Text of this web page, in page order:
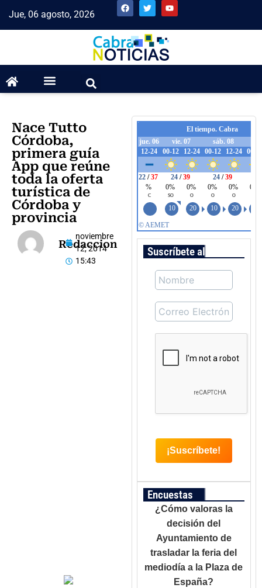
Jue, 06 agosto, 2026
Nace Tutto
Córdoba,
primera guía
App que reúne
toda la oferta
turística de
Córdoba y
provincia
Redaccion
noviembre
12, 2014
15:43
Suscríbete al boletín
Encuestas
¿Cómo valoras la
decisión del
Ayuntamiento de
trasladar la feria del
mediodía a la Plaza de
España?